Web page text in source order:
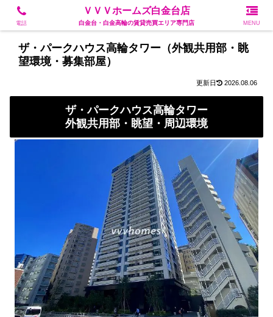
ザ・パークハウス高輪タワー（外観共用部・眺
望環境・募集部屋）
2026.08.06
ザ・パークハウス高輪タワー
外観共用部・眺望・周辺環境
電話
ＶＶＶホームズ白金台店
白金台・白金高輪の賃貸売買エリア専門店 MENU